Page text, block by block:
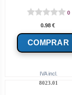
IVA incl.
0
0.98 €
8023.01